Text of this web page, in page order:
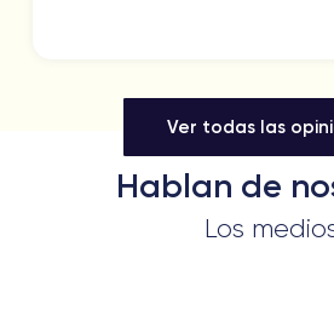
Ver todas las
Hablan de
Los